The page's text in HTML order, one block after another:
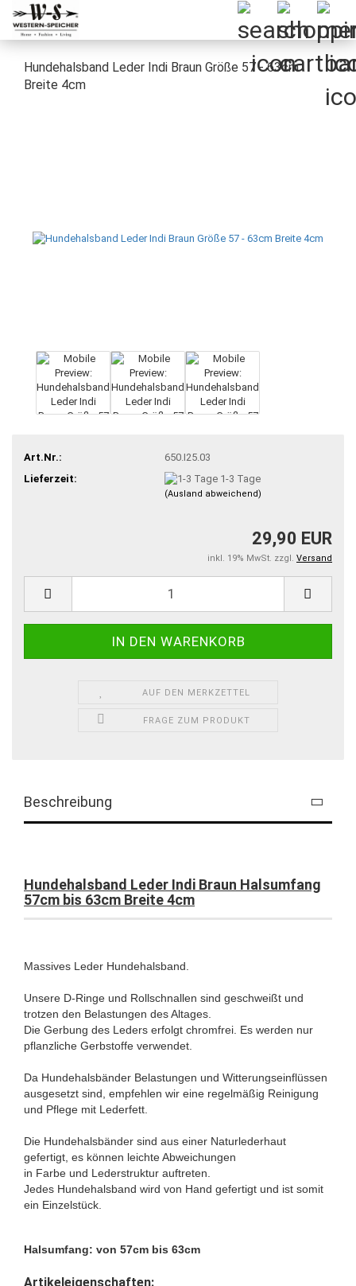
Hundehalsband Leder Indi Braun Größe 57 - 63cm
Breite 4cm
Art.Nr.:
650.I25.03
Lieferzeit:
1-3 Tage
(Ausland abweichend)
29,90 EUR
inkl. 19% MwSt. zzgl. Versand
AUF DEN MERKZETTEL
FRAGE ZUM PRODUKT
Beschreibung
Hundehalsband Leder Indi Braun Halsumfang
57cm bis 63cm Breite 4cm
Massives Leder Hundehalsband.
Unsere D-Ringe und Rollschnallen sind geschweißt und
trotzen den Belastungen des Altages.
Die Gerbung des Leders erfolgt chromfrei. Es werden nur
pflanzliche Gerbstoffe verwendet.
Da Hundehalsbänder Belastungen und Witterungseinflüssen
ausgesetzt sind, empfehlen wir eine regelmäßig Reinigung
und Pflege mit Lederfett.
Die Hundehalsbänder sind aus einer Naturlederhaut
gefertigt, es können leichte Abweichungen
in Farbe und Lederstruktur auftreten.
Jedes Hundehalsband wird von Hand gefertigt und ist somit
ein Einzelstück.
Halsumfang: von 57cm bis 63cm
Artikeleigenschaften: